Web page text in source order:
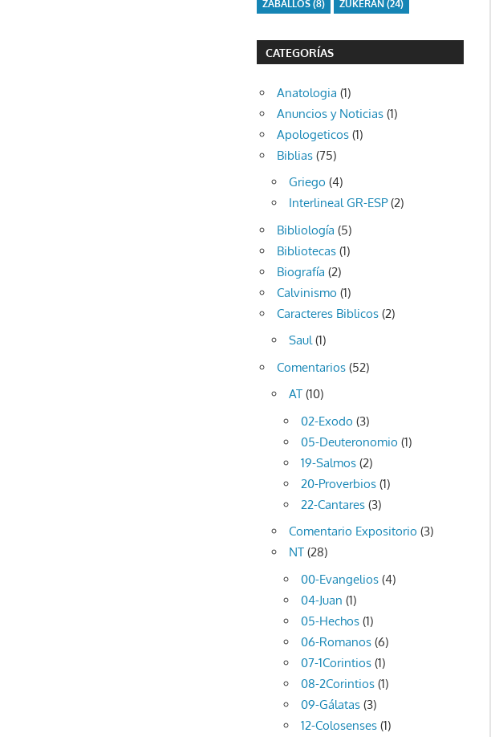
ZABALLOS(8) ZUKERAN(24)
CATEGORÍAS
Anatologia (1)
Anuncios y Noticias (1)
Apologeticos (1)
Biblias (75)
Griego (4)
Interlineal GR-ESP(2)
Bibliología (5)
Bibliotecas (1)
Biografía (2)
Calvinismo (1)
Caracteres Biblicos (2)
Saul(1)
Comentarios (52)
AT (10)
02-Exodo (3)
05-Deuteronomio (1)
19-Salmos (2)
20-Proverbios (1)
22-Cantares (3)
Comentario Expositorio (3)
NT (28)
00-Evangelios (4)
04-Juan (1)
05-Hechos (1)
06-Romanos (6)
07-1Corintios (1)
08-2Corintios (1)
09-Gálatas (3)
12-Colosenses (1)